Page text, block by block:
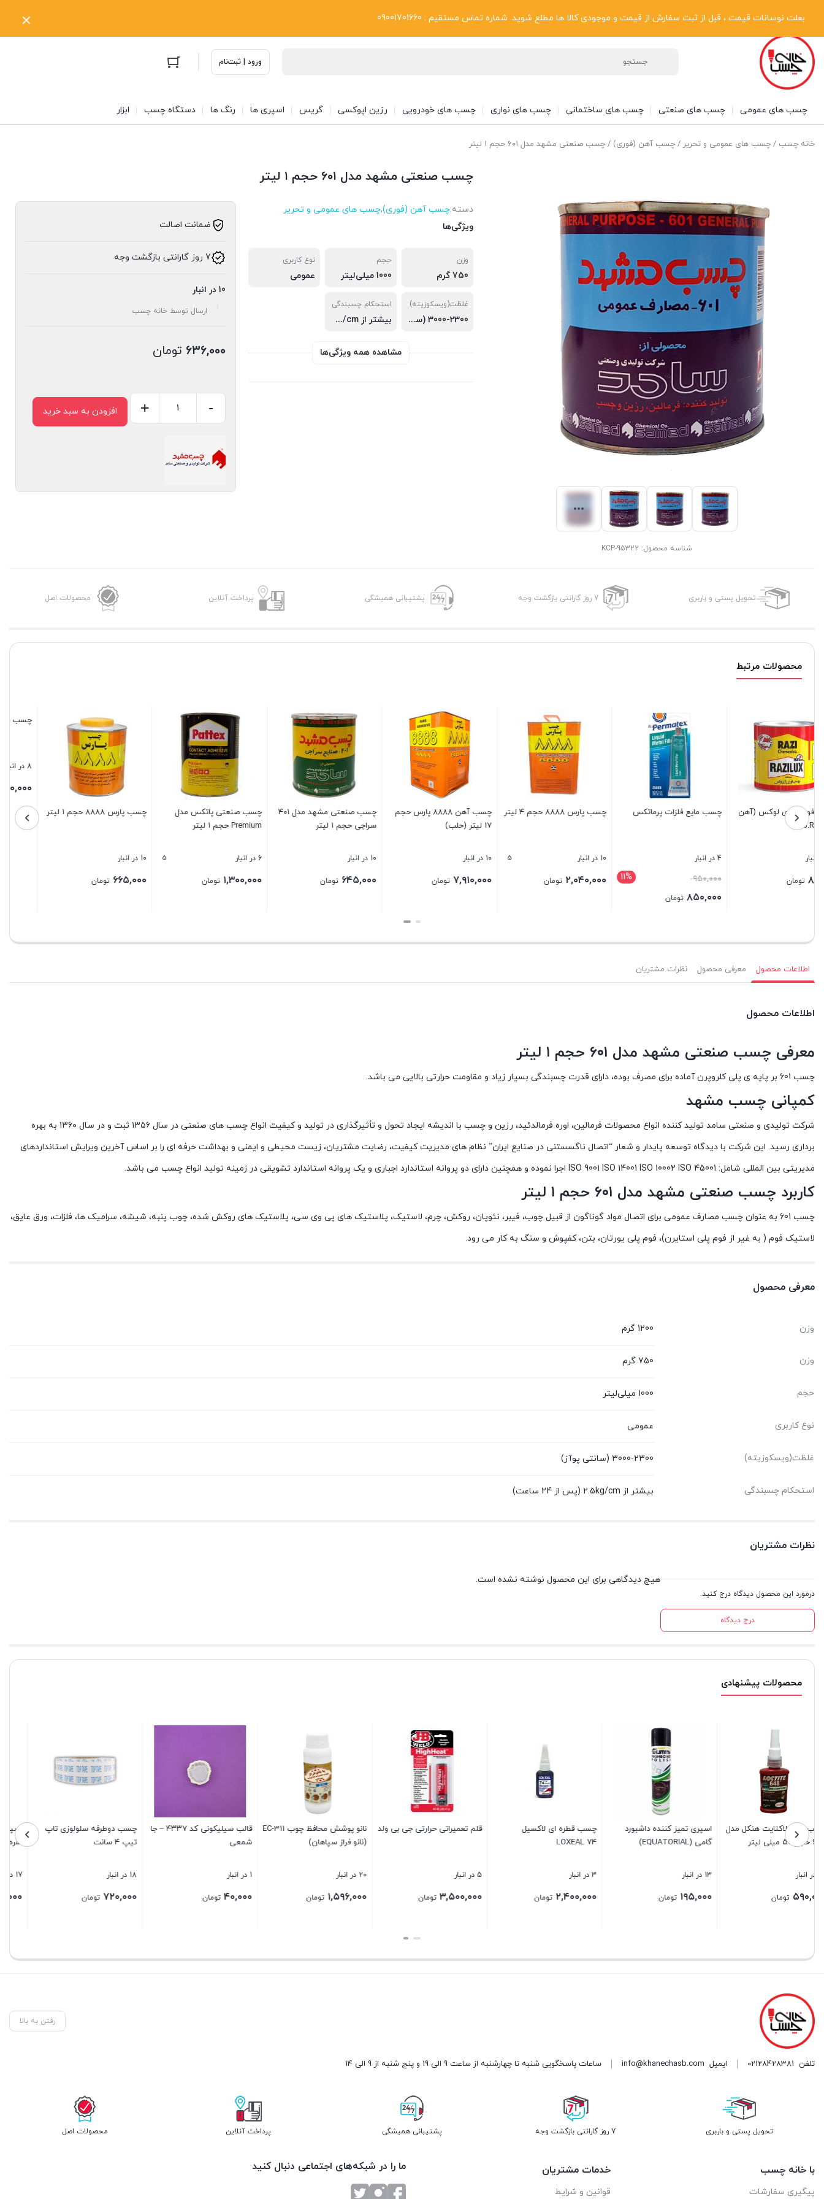
بعلت نوسانات قیمت ، قبل از ثبت سفارش از قیمت و موجودی کالا ها مطلع شوید. شماره تماس مستقیم : 09001701660
پیگیری سفارشات دریافت فاکتور رسمی تماس با ما درباره ما بلاگ
ورود | ثبت‌نام
چسب های عمومی چسب های صنعتی چسب های ساختمانی چسب های نواری چسب های خودرویی رزین اپوکسی گریس اسپری ها رنگ ها دستگاه چسب ابزار
خانه چسب / چسب های عمومی و تحریر / چسب آهن (فوری) / چسب صنعتی مشهد مدل ۶۰۱ حجم ۱ لیتر
شناسه محصول: KCP-95322
چسب صنعتی مشهد مدل ۶۰۱ حجم ۱ لیتر
دسته:چسب آهن (فوری),چسب های عمومی و تحریر
ویژگی‌ها
وزن
750 گرم
حجم
1000 میلی‌لیتر
نوع کاربری
عمومی
غلظت(ویسکوزیته)
3000-2300 (سانتی پوآز)
استحکام چسبندگی
بیشتر از 2.5kg/cm (پس از 24 ساعت)
مشاهده همه ویژگی‌ها
ضمانت اصالت
7 روز گارانتی بازگشت وجه
10 در انبار
ارسال توسط خانه چسب
۶۳۶,۰۰۰ تومان
مشهد
مدل
-
+ افزودن به سبد خرید
تحویل پستی و باربری 7 روز گارانتی بازگشت وجه پشتیبانی همیشگی پرداخت آنلاین محصولات اصل
محصولات مرتبط
چسب آهن 8888 پارس حجم
17 لیتر (حلب)
۷,۹۱۰,۰۰۰
چسب صنعتی مشهد مدل ۴۰۱
۶۴۵,۰۰۰ تومان
چسب صنعتی پاتکس مدل
5
۱,۳۰۰,۰۰۰
چسب پارس ۸۸۸۸ حجم ۱ لیتر
۶۶۵,۰۰۰
چسب فوری صنعتی 88 قوام
۴۵۰,۰۰۰ تومان
بستن
چسب موکت ایران ۱ لیتری
ناموجود
تماس بگیرید
بستن
چسب کفش و چرم کیت ۷۰۷
آکفیکس
ناموجود
تماس بگیرید
اطلاعات محصول معرفی محصول نظرات مشتریان
اطلاعات محصول
معرفی چسب صنعتی مشهد مدل ۶۰۱ حجم ۱ لیتر
چسب 601 بر پایه ی پلی کلروپرن آماده برای مصرف بوده، دارای قدرت چسبندگی بسیار زیاد و مقاومت حرارتی بالایی می باشد.
کمپانی چسب مشهد
شرکت تولیدی و صنعتی سامد تولید کننده انواع محصولات فرمالین، اوره فرمالدئید، رزین و چسب با اندیشه ایجاد تحول و تأثیرگذاری در تولید و کیفیت انواع چسب های صنعتی در سال ۱۳۵۶ ثبت و در سال ۱۳۶۰ به بهره
برداری رسید. این شرکت با دیدگاه توسعه پایدار و شعار “اتصال ناگسستنی در صنایع ایران” نظام های مدیریت کیفیت، رضایت مشتریان، زیست محیطی و ایمنی و بهداشت حرفه ای را بر اساس آخرین ویرایش استانداردهای
مدیریتی بین المللی شامل: ISO 9001 ISO 14001 ISO 10002 ISO 45001 اجرا نموده و همچنین دارای دو پروانه استاندارد اجباری و یک پروانه استاندارد تشویقی در زمینه تولید انواع چسب می باشد.
کاربرد چسب صنعتی مشهد مدل ۶۰۱ حجم ۱ لیتر
چسب 601 به عنوان چسب مصارف عمومی برای اتصال مواد گوناگون از قبیل چوب، فیبر، نئوپان، روکش، چرم، لاستیک، پلاستیک های پی وی سی، پلاستیک های روکش شده، چوب پنبه، شیشه، سرامیک ها، فلزات، ورق عایق،
لاستیک فوم ( به غیر از فوم پلی استایرن)، فوم پلی یورتان، بتن، کفپوش و سنگ به کار می رود.
معرفی محصول
وزن 1200 گرم
وزن 750 گرم
حجم 1000 میلی‌لیتر
نوع کاربری عمومی
غلظت(ویسکوزیته) 3000-2300 (سانتی پوآز)
استحکام چسبندگی بیشتر از 2.5kg/cm (پس از 24 ساعت)
نظرات مشتریان
درمورد این محصول دیدگاه درج کنید.
درج دیدگاه
هیچ دیدگاهی برای این محصول نوشته نشده است.
محصولات پیشنهادی
قلم تعمیراتی حرارتی جی بی ولد
5 در انبار
۳,۵۰۰,۰۰۰
نانو پوشش محافظ چوب EC-311
(نانو فراز سپاهان)
20 در انبار
۱,۵۹۶,۰۰۰
قالب سیلیکونی کد ۴۳۳۷ – جا
شمعی
1 در انبار
۴۰,۰۰۰ تومان
چسب دوطرفه سلولوزی تاپ
18 در انبار
۷۲۰,۰۰۰ تومان
اسپری زینک گالوانیزه امبروسول
نقره ای 400 میلی لیتر
17 در انبار
۹۸۰,۰۰۰ تومان
اسپری فعال کننده آناروبیک
(اکتیواتور) لاکسیل ۱۱ Loxeal
3 در انبار
۴,۵۰۰,۰۰۰
خمیر دوقلو میل پوکس آرام
خشک جلاسنج
9 در انبار 5
۱۸۰,۰۰۰ تومان
رفتن به بالا
تلفن 02128428381 ایمیل info@khanechasb.com ساعات پاسخگویی شنبه تا چهارشنبه از ساعت 9 الی 19 و پنج شنبه از 9 الی 14
تحویل پستی و باربری 7 روز گارانتی بازگشت وجه پشتیبانی همیشگی پرداخت آنلاین محصولات اصل
با خانه چسب
پیگیری سفارشات
خدمات مشتریان
قوانین و شرایط
ما را در شبکه‌های اجتماعی دنبال کنید